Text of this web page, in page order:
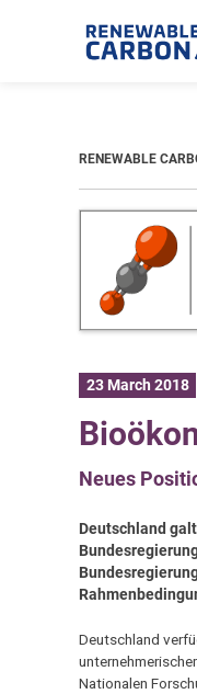
RENEWABLE
23 March 2018
Neues
Deutschland
Deutschland
Nationalen